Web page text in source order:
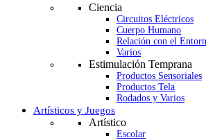
Ciencia
Circuitos Eléctricos
Cuerpo Humano
Relación con el
Varios
Estimulación Temprana
Productos Sensoriales
Productos Tela
Rodados y Varios
Artísticos y Juegos
Artístico
Escolar